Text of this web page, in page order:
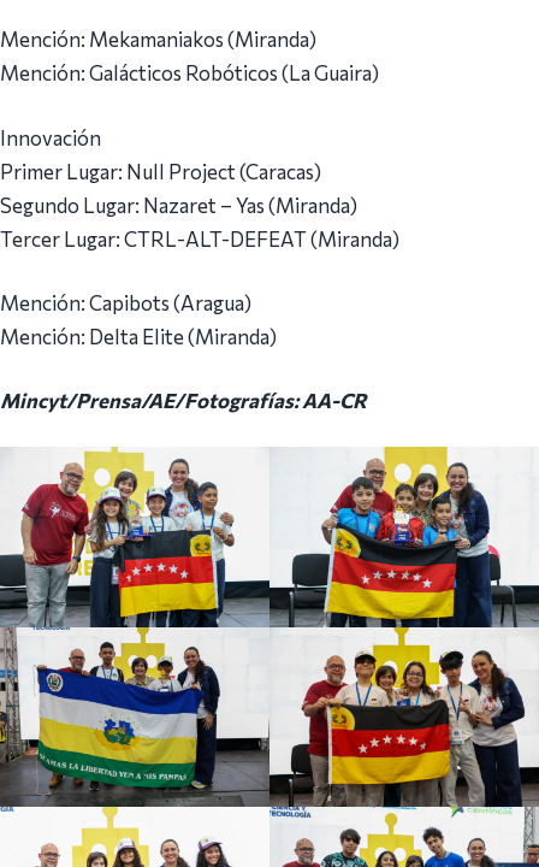
Mención: Mekamaniakos (Miranda)
Mención: Galácticos Robóticos (La Guaira)
Innovación
Primer Lugar: Null Project (Caracas)
Segundo Lugar: Nazaret – Yas (Miranda)
Tercer Lugar: CTRL-ALT-DEFEAT (Miranda)
Mención: Capibots (Aragua)
Mención: Delta Elite (Miranda)
Mincyt/Prensa/AE/Fotografías: AA-CR